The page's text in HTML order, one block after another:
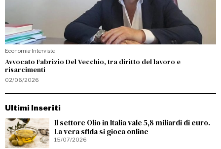
Economia·Interviste
Avvocato Fabrizio Del Vecchio, tra diritto del lavoro e
risarcimenti
02/06/2026
Ultimi Inseriti
Il settore Olio in Italia vale 5,8 miliardi di euro.
La vera sfida si gioca online
15/07/2026